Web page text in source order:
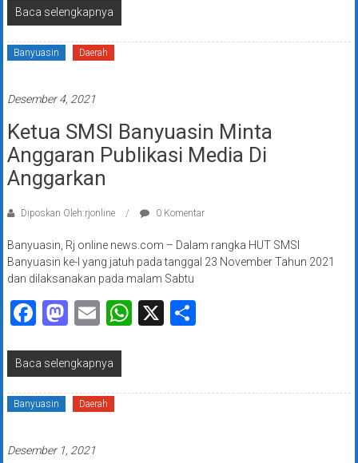
Baca selengkapnya
Banyuasin Daerah
Desember 4, 2021
Ketua SMSI Banyuasin Minta
Anggaran Publikasi Media Di
Anggarkan
Diposkan Oleh:rjonline 0 Komentar
Banyuasin, Rj online news.com – Dalam rangka HUT SMSI
Banyuasin ke-I yang jatuh pada tanggal 23 November Tahun 2021
dan dilaksanakan pada malam Sabtu
Facebook
Mastodon
EmailWhatsApp
X Share
Baca selengkapnya
Banyuasin Daerah
Desember 1, 2021